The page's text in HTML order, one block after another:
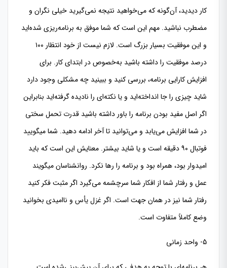
کار دیدید، آن‌گونه که می‌خواهید نتیجه نمی‌گیرید خیلی نگران و
مضطرب نباشید. مهم این است که شما موفق به برنامه‌ریزی شده‌اید
و این موفقیت بسیار بزرگ است. لازم نیست از خود انتظار ۱۰۰
درصد موفقیت را داشته باشید به‌خصوص در ابتدای کار. برای
افزایش کارایی برنامه، بررسی کنید و ببینید چه مشکلی وجود دارد
شاید چیزی را جا انداخته‌اید و یا نکته‌ای را نادیده گرفته‌اید بنابراین
اگر اصل مفید بودن برنامه را باور داشته باشید قدرت تحمل سختی
در شما افزایش می‌یابد و می‌توانید تا آخر ادامه دهید. شما میگویید
فوتبال ۹۰ دقیقه است و یا شاید بیشتر. معنایش این است که باید
امیدوار بود، همراه بود و برنامه را رها نکرد. روانشناسان میگویند
عمل و رفتار شما از افکار شما سرچشمه می‌گیرد اگر مثبت فکر کنید
رفتار شما نیز در همان جهت است. اگر غزل یأس و ناامیدی بخوانید
وضع کاملاً متفاوت است.
5- واحد زمانی